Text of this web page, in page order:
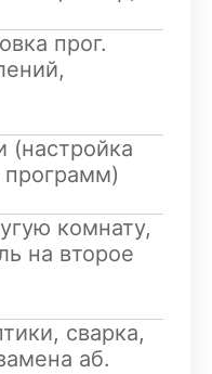
прог.
(настройка
программ)
комнату,
на второе
сварка,
аб.